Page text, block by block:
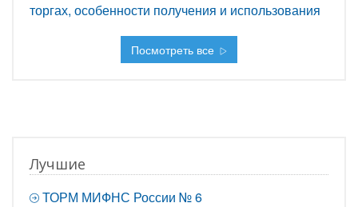
торгах, особенности получения и использования
Посмотреть все
Лучшие
ТОРМ МИФНС России № 6